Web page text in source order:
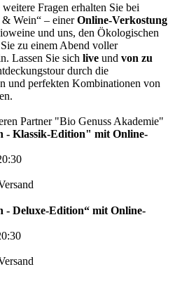
Fragen erhalten Sie bei
& Wein“ – einerOnline-Verkostung
und uns, den Ökologischen
zu einem Abend voller
Lassen Sie sich live und von zu
durch die
und perfekten Kombinationen von
Partner "Bio Genuss Akademie"
- Klassik-Edition" mit Online-
- Deluxe-Edition“ mit Online-